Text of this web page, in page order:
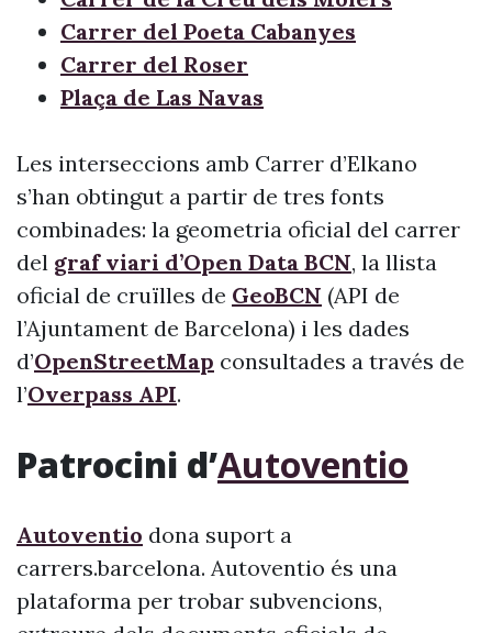
Carrer del Poeta Cabanyes
Carrer del Roser
Plaça de Las Navas
Les interseccions amb Carrer d’Elkano
s’han obtingut a partir de tres fonts
combinades: la geometria oficial del carrer
del graf viari d’Open Data BCN, la llista
oficial de cruïlles de GeoBCN (API de
l’Ajuntament de Barcelona) i les dades
d’OpenStreetMap consultades a través de
l’Overpass API.
Patrocini d’Autoventio
Autoventio dona suport a
carrers.barcelona. Autoventio és una
plataforma per trobar subvencions,